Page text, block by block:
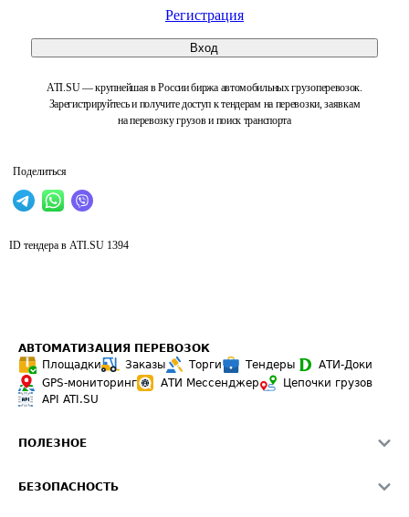
Регистрация
Вход
ATI.SU — крупнейшая в России биржа автомобильных грузоперевозок.
Зарегистрируйтесь и получите доступ к тендерам на перевозки, заявкам
на перевозку грузов и поиск транспорта
Поделиться
ID тендера в ATI.SU 1394
АВТОМАТИЗАЦИЯ ПЕРЕВОЗОК
Площадки
Заказы Торги Тендеры
АТИ-Доки
GPS-мониторинг
АТИ Мессенджер
Цепочки грузов
API ATI.SU
ПОЛЕЗНОЕ
БЕЗОПАСНОСТЬ